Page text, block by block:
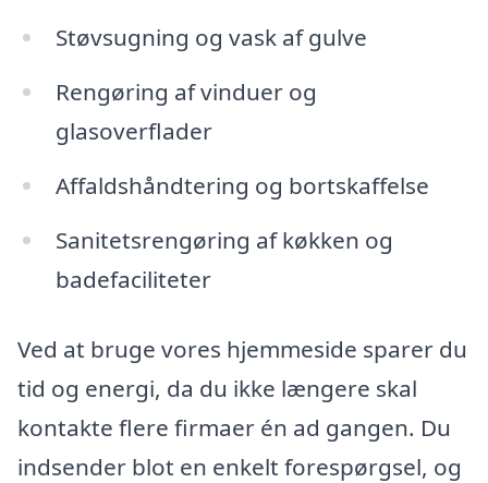
Støvsugning og vask af gulve
Rengøring af vinduer og
glasoverflader
Affaldshåndtering og bortskaffelse
Sanitetsrengøring af køkken og
badefaciliteter
Ved at bruge vores hjemmeside sparer du
tid og energi, da du ikke længere skal
kontakte flere firmaer én ad gangen. Du
indsender blot en enkelt forespørgsel, og